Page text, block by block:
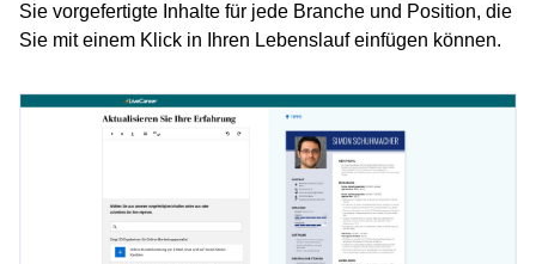
Sie vorgefertigte Inhalte für jede Branche und Position, die
Sie mit einem Klick in Ihren Lebenslauf einfügen können.